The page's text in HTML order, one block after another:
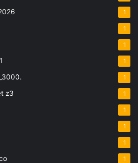
1
1
1
1
1
z3 1
1
1
1
1